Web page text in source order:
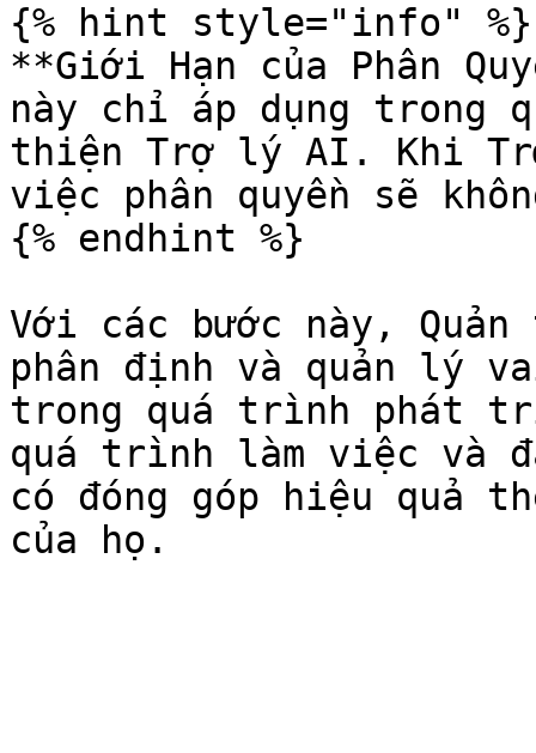
{% hint style="info" %}
**Giới Hạn của Phân
này chỉ áp dụng trong
thiện Trợ lý AI. Khi
việc phân quyền sẽ
{% endhint %}
Với các bước này,
phân định và quản lý
trong quá trình phát
quá trình làm việc và
có đóng góp hiệu quả